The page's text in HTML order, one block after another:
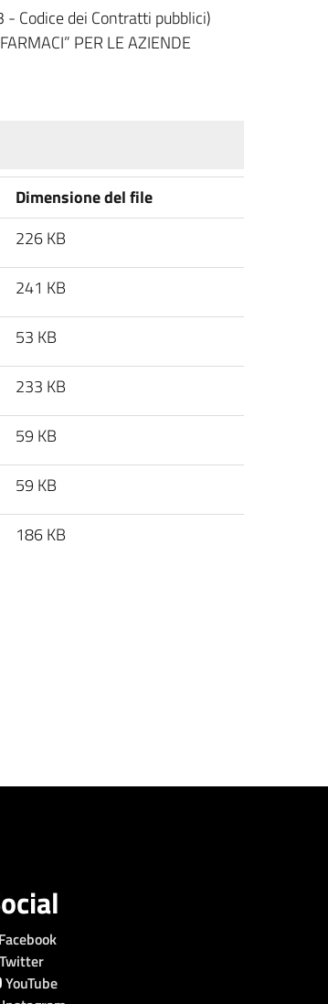
- Codice dei Contratti pubblici)
PER LE AZIENDE
Dimensione del file
226 KB
241 KB
53 KB
233 KB
59 KB
59 KB
186 KB
Facebook
Twitter
YouTube